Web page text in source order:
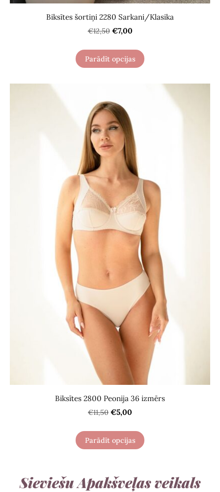
Sieviešu Apakšveļas veikals
Biksītes šortiņi 2280 Sarkani/Klasika
€12,50 €7,00
Parādīt opcijas
Biksītes 2800 Peonija 36 izmērs
€11,50 €5,00
Parādīt opcijas